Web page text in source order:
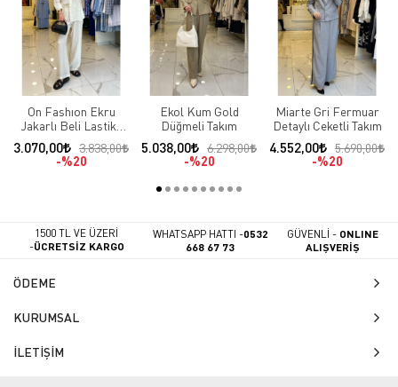
On Fashıon Ekru
Jakarlı Beli Lastikli
Takım
3.070,00
3.838,00
%20
Ekol Kum Gold
Düğmeli Takım
5.038,00
6.298,00
%20
Miarte Gri Fermuar
Detaylı Ceketli Takım
4.552,00
5.690,00
%20
1500 TL VE ÜZERİ
-ÜCRETSİZ KARGO
WHATSAPP HATTI -0532
668 67 73
GÜVENLİ - ONLINE
ALIŞVERİŞ
ÖDEME
KURUMSAL
İLETİŞİM